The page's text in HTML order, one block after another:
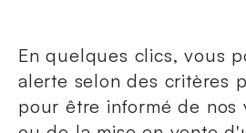
En quelques clics, vous
alerte selon des critères
pour être informé de nos